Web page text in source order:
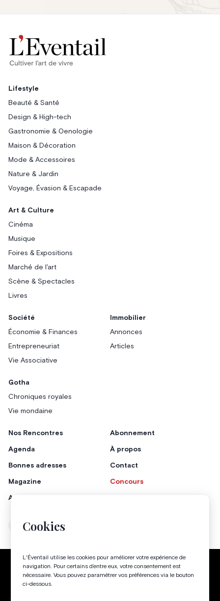
Cookies
L'Éventail utilise les cookies pour améliorer votre expérience de
navigation. Pour certains d’entre eux, votre consentement est
nécessaire. Vous pouvez paramétrer vos préférences via le bouton
ci-dessous.
Lifestyle
Beauté & Santé
Design & High-tech
Gastronomie & Oenologie
Maison & Décoration
Mode & Accessoires
Nature & Jardin
Voyage, Évasion & Escapade
Art & Culture
Cinéma
Musique
Foires & Expositions
Marché de l'art
Scène & Spectacles
Livres
Société
Économie & Finances
Entrepreneuriat
Vie Associative
Immobilier
Annonces
Articles
Gotha
Chroniques royales
Vie mondaine
Nos Rencontres
Agenda
Bonnes adresses
Magazine
Annonceurs
Abonnement
À propos
Contact
Concours
Instagram
Politique de confidentialité Conditions générales
Gestion des cookies